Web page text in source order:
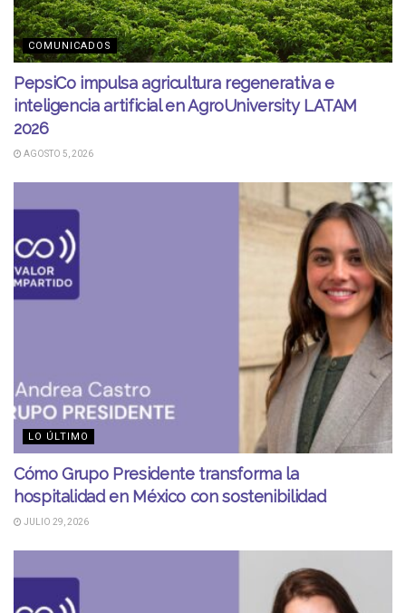
COMUNICADOS
PepsiCo impulsa agricultura regenerativa e
inteligencia artificial en AgroUniversity LATAM
2026
AGOSTO 5, 2026
LO ÚLTIMO
Cómo Grupo Presidente transforma la
hospitalidad en México con sostenibilidad
JULIO 29, 2026